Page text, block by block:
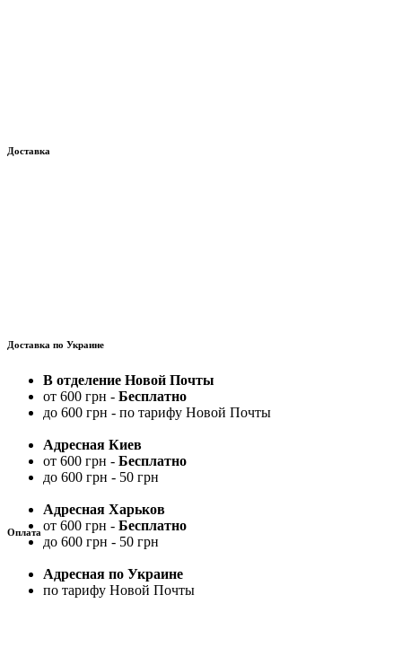
Доставка
Доставка по Украине
В отделение Новой Почты
от 600 грн - Бесплатно
до 600 грн - по тарифу Новой Почты
Адресная Киев
от 600 грн - Бесплатно
до 600 грн - 50 грн
Адресная Харьков
от 600 грн - Бесплатно
до 600 грн - 50 грн
Адресная по Украине
по тарифу Новой Почты
Оплата